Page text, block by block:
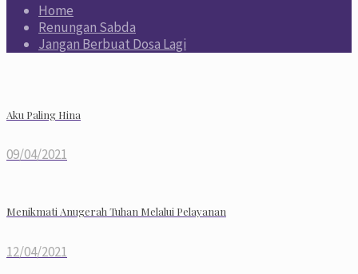
Home
Renungan Sabda
Jangan Berbuat Dosa Lagi
Aku Paling Hina
09/04/2021
Menikmati Anugerah Tuhan Melalui Pelayanan
12/04/2021